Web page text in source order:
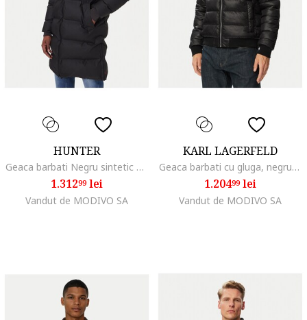
HUNTER
Geaca barbati Negru sintetic cu gluga regular fit,
1.31299lei
Vandut de MODIVO SA
KARL LAGERFELD
Geaca barbati cu gluga, negru, material sintetic
1.20499lei
Vandut de MODIVO SA